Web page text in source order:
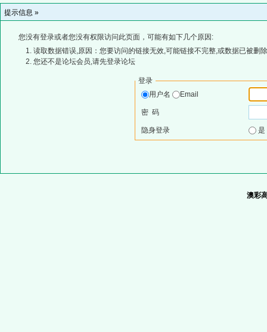
提示信息 »
您没有登录或者您没有权限访问此页面，可能有如下几个原因:
读取数据错误,原因：您要访问的链接无效,可能链接不完整,或数据已被删
您还不是论坛会员,请先登录论坛
登录
用户名
Email
密 码
隐身登录
澳彩